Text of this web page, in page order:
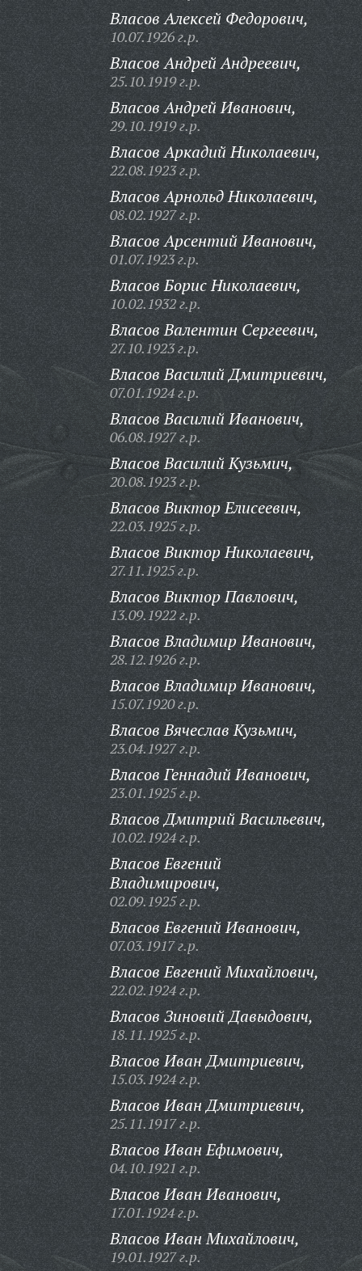
Власов Алексей Федорович,
10.07.1926 г.р.
Власов Андрей Андреевич,
25.10.1919 г.р.
Власов Андрей Иванович,
29.10.1919 г.р.
Власов Аркадий Николаевич,
22.08.1923 г.р.
Власов Арнольд Николаевич,
08.02.1927 г.р.
Власов Арсентий Иванович,
01.07.1923 г.р.
Власов Борис Николаевич,
10.02.1932 г.р.
Власов Валентин Сергеевич,
27.10.1923 г.р.
Власов Василий Дмитриевич,
07.01.1924 г.р.
Власов Василий Иванович,
06.08.1927 г.р.
Власов Василий Кузьмич,
20.08.1923 г.р.
Власов Виктор Елисеевич,
22.03.1925 г.р.
Власов Виктор Николаевич,
27.11.1925 г.р.
Власов Виктор Павлович,
13.09.1922 г.р.
Власов Владимир Иванович,
28.12.1926 г.р.
Власов Владимир Иванович,
15.07.1920 г.р.
Власов Вячеслав Кузьмич,
23.04.1927 г.р.
Власов Геннадий Иванович,
23.01.1925 г.р.
Власов Дмитрий Васильевич,
10.02.1924 г.р.
Власов Евгений
Владимирович,
02.09.1925 г.р.
Власов Евгений Иванович,
07.03.1917 г.р.
Власов Евгений Михайлович,
22.02.1924 г.р.
Власов Зиновий Давыдович,
18.11.1925 г.р.
Власов Иван Дмитриевич,
15.03.1924 г.р.
Власов Иван Дмитриевич,
25.11.1917 г.р.
Власов Иван Ефимович,
04.10.1921 г.р.
Власов Иван Иванович,
17.01.1924 г.р.
Власов Иван Михайлович,
19.01.1927 г.р.